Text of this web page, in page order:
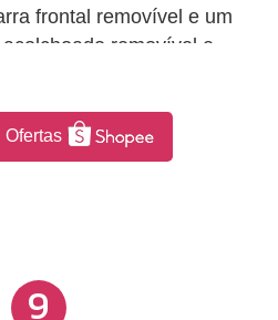
frontal removível e um
removível e
desde o nascimento
de segurança de 5
além de ser possível
inclinação é múltipla,
INMETRO!
Ofertas
9